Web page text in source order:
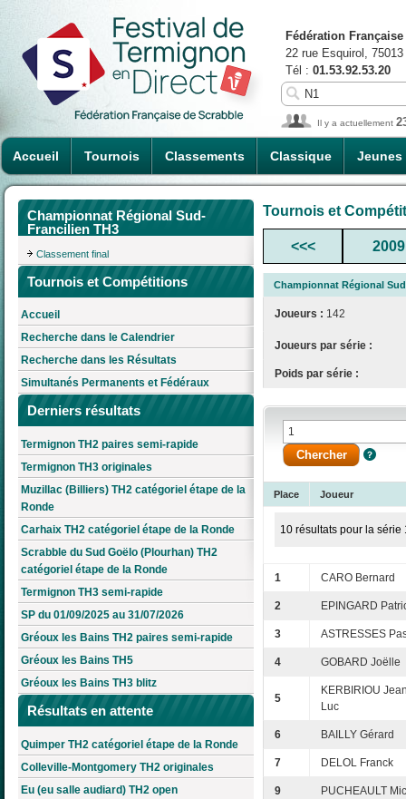
Accueil Tournois Classements Classique Jeunes
Fédération
22 rue Esquirol,
Tél : 01.53.92.53.20
Il y a actuellement
Championnat Régional Sud-
Francilien TH3
Classement final
Tournois et Compétitions
Accueil
Recherche dans le Calendrier
Recherche dans les Résultats
Simultanés Permanents et Fédéraux
Derniers résultats
Termignon TH2 paires semi-rapide
Termignon TH3 originales
Muzillac (Billiers) TH2 catégoriel étape de la
Ronde
Carhaix TH2 catégoriel étape de la Ronde
Scrabble du Sud Goëlo (Plourhan) TH2
catégoriel étape de la Ronde
Termignon TH3 semi-rapide
SP du 01/09/2025 au 31/07/2026
Gréoux les Bains TH2 paires semi-rapide
Gréoux les Bains TH5
Gréoux les Bains TH3 blitz
Résultats en attente
Quimper TH2 catégoriel étape de la Ronde
Colleville-Montgomery TH2 originales
Eu (eu salle audiard) TH2 open
Tournois et
<<< 2009
Championnat Régional
Joueurs : 142
Joueurs par série :
Poids par série :
Place Joueur
10 résultats pour la série
1 CARO Bernard
2 EPINGARD
3 ASTRESSES
4 GOBARD Joëlle
5
KERBIRIOU
Luc
6 BAILLY Gérard
7 DELOL Franck
9 PUCHEAULT